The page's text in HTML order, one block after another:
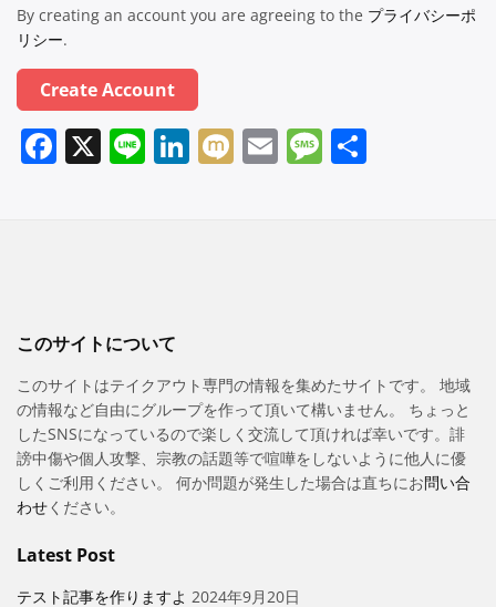
By creating an account you are agreeing to the プライバシーポ
リシー.
Facebook
X LineLinkedIn
MixiEmailMessage
このサイトについて
このサイトはテイクアウト専門の情報を集めたサイトです。 地域
の情報など自由にグループを作って頂いて構いません。 ちょっと
したSNSになっているので楽しく交流して頂ければ幸いです。誹
謗中傷や個人攻撃、宗教の話題等で喧嘩をしないように他人に優
しくご利用ください。 何か問題が発生した場合は直ちにお問い合
わせください。
Latest Post
テスト記事を作りますよ 2024年9月20日